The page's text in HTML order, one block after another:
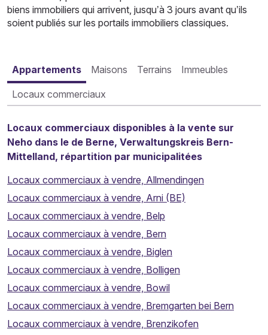
biens immobiliers qui arrivent, jusqu’à 3 jours avant qu’ils
soient publiés sur les portails immobiliers classiques.
Appartements Maisons Terrains Immeubles
Locaux commerciaux
Locaux commerciaux disponibles à la vente sur
Neho dans le de Berne, Verwaltungskreis Bern-
Mittelland, répartition par municipalitées
Locaux commerciaux à vendre, Allmendingen
Locaux commerciaux à vendre, Arni (BE)
Locaux commerciaux à vendre, Belp
Locaux commerciaux à vendre, Bern
Locaux commerciaux à vendre, Biglen
Locaux commerciaux à vendre, Bolligen
Locaux commerciaux à vendre, Bowil
Locaux commerciaux à vendre, Bremgarten bei Bern
Locaux commerciaux à vendre, Brenzikofen